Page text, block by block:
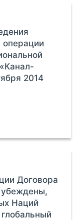
операции
2014
Договора
убеждены,
Наций